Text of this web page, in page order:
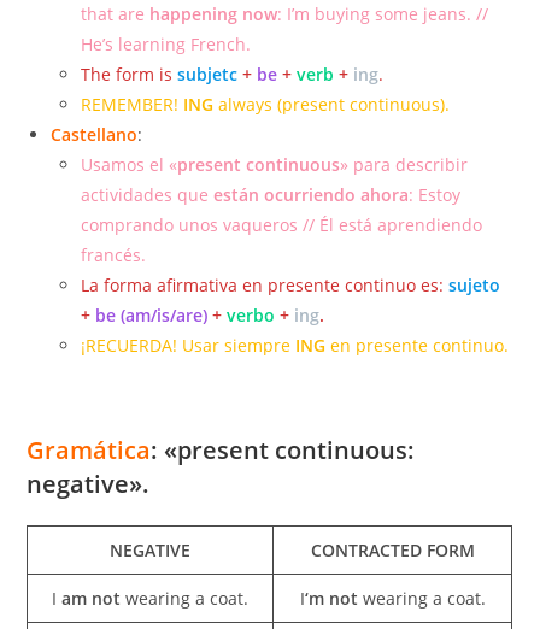
that are happening now: I’m buying some jeans. //
He’s learning French.
The form issubjetc+ be+verb+ ing.
REMEMBER! INGalways (present continuous).
Castellano:
Usamos el «present continuous» para describir
actividades queestán ocurriendo ahora: Estoy
comprando unos vaqueros // Él está aprendiendo
francés.
La forma afirmativa en presente continuo es:sujeto
+ be (am/is/are)+verbo+ ing.
¡RECUERDA! Usar siempre INGen presente continuo.
Gramática: «present continuous:
negative».
NEGATIVE CONTRACTED FORM
Iam not wearing a coat. I‘m not wearing a coat.